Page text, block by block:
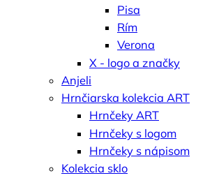
Pisa
Rím
Verona
X - logo a značky
Anjeli
Hrnčiarska kolekcia ART
Hrnčeky ART
Hrnčeky s logom
Hrnčeky s nápisom
Kolekcia sklo